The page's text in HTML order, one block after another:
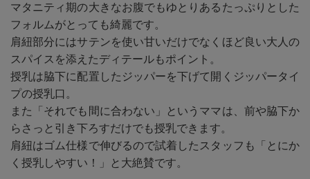
マタニティ期の大きなお腹でもゆとりあるたっぷりとした
フォルムがとっても綺麗です。
肩紐部分にはサテンを使い甘いだけでなくほど良い大人の
スパイスを添えたディテールもポイント。
授乳は脇下に配置したジッパーを下げて開くジッパータイ
プの授乳口。
また「それでも間に合わない」というママは、前や脇下か
らさっと引き下ろすだけでも授乳できます。
肩紐はゴム仕様で伸びるので試着したスタッフも「とにか
く授乳しやすい！」と大絶賛です。